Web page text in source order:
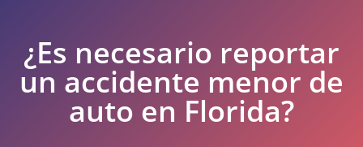
¿Es necesario reportar
un accidente menor de
auto en Florida?